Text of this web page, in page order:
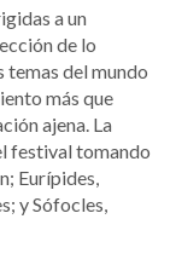
a un
de lo
del mundo
más que
ajena. La
festival tomando
Eurípides,
y Sófocles,